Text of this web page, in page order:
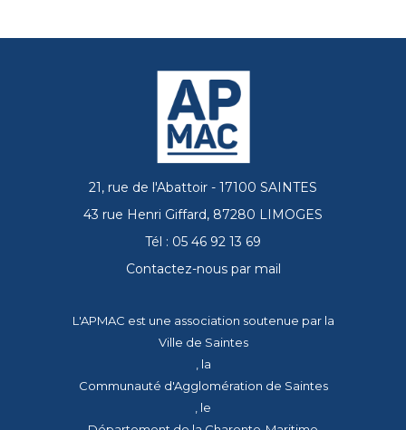
21, rue de l'Abattoir - 17100 SAINTES
43 rue Henri Giffard, 87280 LIMOGES
Tél : 05 46 92 13 69
Contactez-nous par mail
L'APMAC est une association soutenue par la
Ville de Saintes
, la
Communauté d'Agglomération de Saintes
, le